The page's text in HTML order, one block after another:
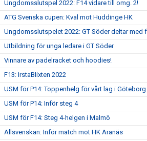
Ungdomsslutspel 2022: F14 vidare till omg. 2!
ATG Svenska cupen: Kval mot Huddinge HK
Ungdomsslutspelet 2022: GT Söder deltar med
Utbildning för unga ledare i GT Söder
Vinnare av padelracket och hoodies!
F13: IrstaBlixten 2022
USM för P14: Toppenhelg för vårt lag i Göteborg
USM för P14: Inför steg 4
USM för F14: Steg 4-helgen i Malmö
Allsvenskan: Inför match mot HK Aranäs